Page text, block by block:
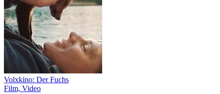
Volxkino: Der Fuchs
Film, Video